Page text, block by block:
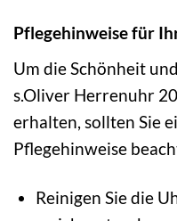
Pflegehinweise für
Um die Schönheit
s.Oliver Herrenuhr
erhalten, sollten Sie
Pflegehinweise
Reinigen Sie die